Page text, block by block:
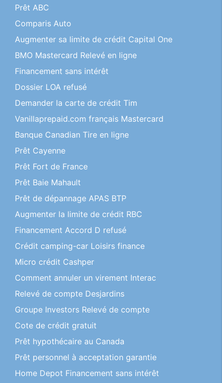
Prêt ABC
Comparis Auto
Augmenter sa limite de crédit Capital One
BMO Mastercard Relevé en ligne
Financement sans intérêt
Dossier LOA refusé
Demander la carte de crédit Tim
Vanillaprepaid.com français Mastercard
Banque Canadian Tire en ligne
Prêt Cayenne
Prêt Fort de France
Prêt Baie Mahault
Prêt de dépannage APAS BTP
Augmenter la limite de crédit RBC
Financement Accord D refusé
Crédit camping-car Loisirs finance
Micro crédit Cashper
Comment annuler un virement Interac
Relevé de compte Desjardins
Groupe Investors Relevé de compte
Cote de crédit gratuit
Prêt hypothécaire au Canada
Prêt personnel à acceptation garantie
Home Depot Financement sans intérêt